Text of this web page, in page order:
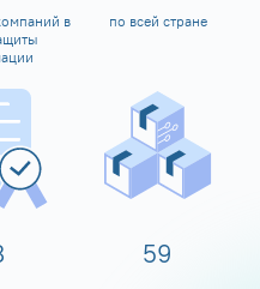
в
по всей стране
60